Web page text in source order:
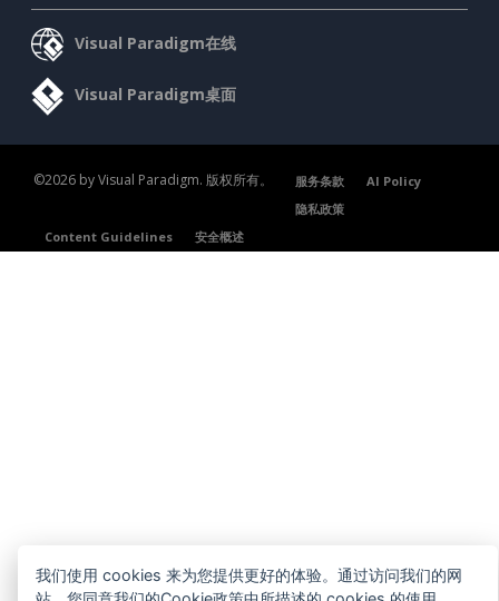
Visual Paradigm在线
Visual Paradigm桌面
©2026 by Visual Paradigm. 版权所有。 服务条款
AI Policy
隐私政策
Content Guidelines
安全概述
我们使用 cookies 来为您提供更好的体验。通过访问我们的网